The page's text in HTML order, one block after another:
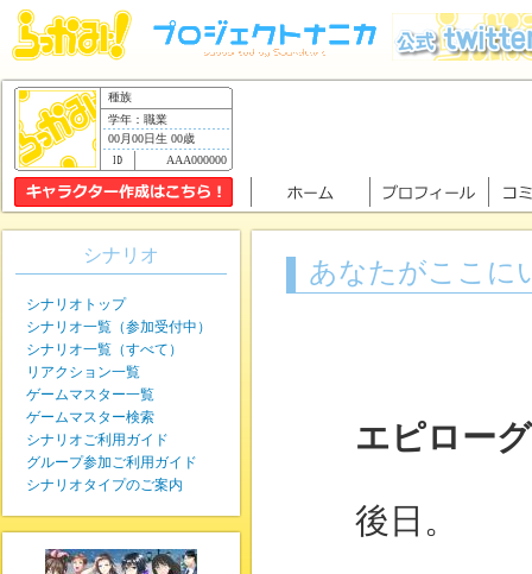
種族
学年：職業
00月00日生 00歳
AAA000000
あなたがここに
エピローグ
後日。
シナリオ
シナリオトップ
シナリオ一覧（参加受付中）
シナリオ一覧（すべて）
リアクション一覧
ゲームマスター一覧
ゲームマスター検索
シナリオご利用ガイド
グループ参加ご利用ガイド
シナリオタイプのご案内